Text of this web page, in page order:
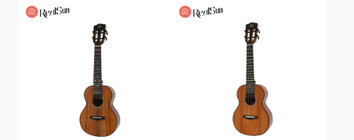
アルファベット順
新着順
価格が安い順
価格が高い順